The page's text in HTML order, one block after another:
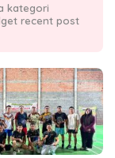
kategori
recent post